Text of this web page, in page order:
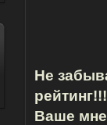
Не
рейтинг!!!
Ваше